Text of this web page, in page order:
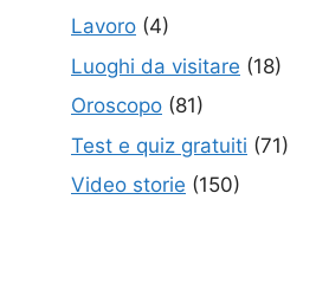
Lavoro (4)
Luoghi da visitare (18)
Oroscopo (81)
Test e quiz gratuiti (71)
Video storie (150)